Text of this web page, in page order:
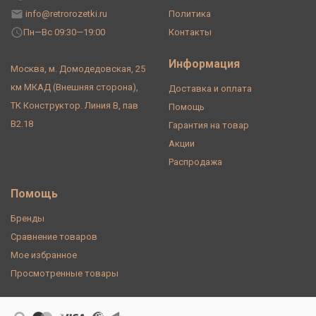
info@retrorozetki.ru
Пн—Вс 09:30—19:00
Москва, м. Домодедовская, 25
км МКАД (Внешняя сторона),
ТК Конструктор. Линия В, пав
В2.18
Политика
Контакты
Информация
Доставка и оплата
Помощь
Гарантия на товар
Акции
Распродажа
Помощь
Бренды
Сравнение товаров
Мое избранное
Просмотренные товары